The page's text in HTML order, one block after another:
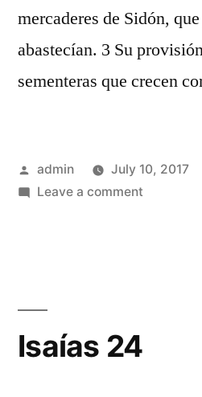
mercaderes de Sidón,
abastecían. 3 Su
sementeras que crecen
Posted
by
admin July 10, 2017
Leave a commenton
Isaías 24